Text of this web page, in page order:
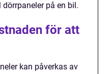
på en bil.
för att
kan påverkas av